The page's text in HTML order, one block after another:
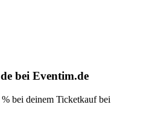
bei Eventim.de
bei deinem Ticketkauf bei